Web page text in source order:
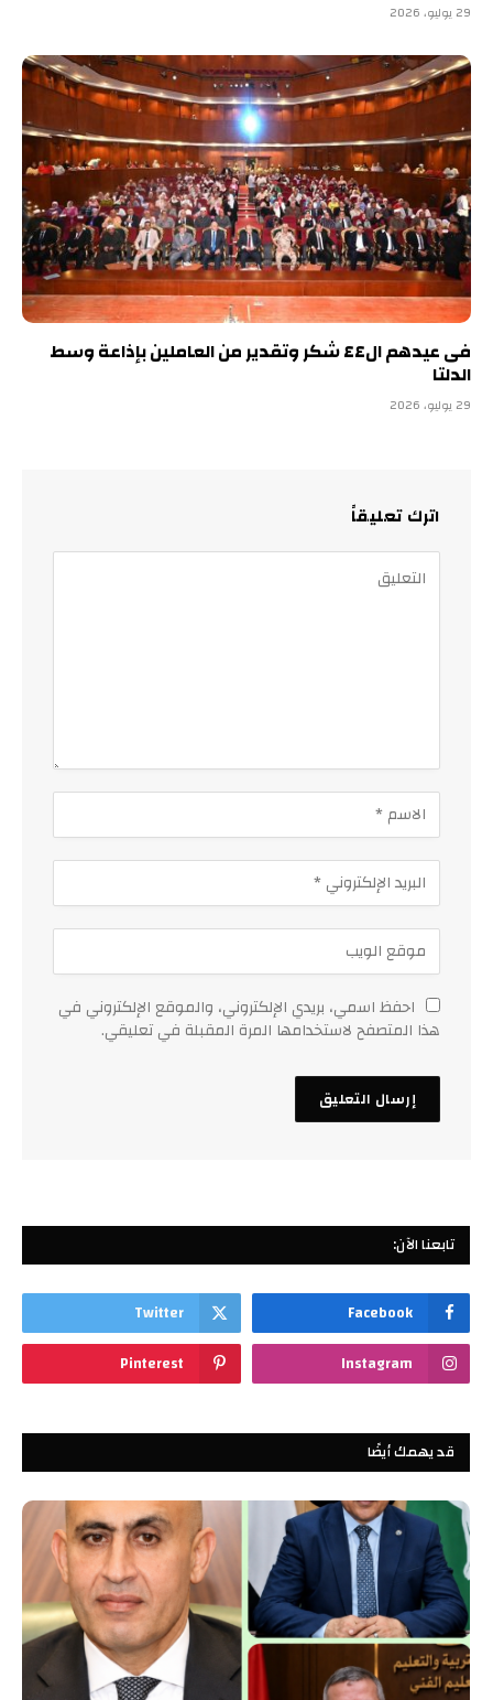
29 يوليو، 2026
فى عيدهم ال٤٤ شكر وتقدير من العاملين بإذاعة وسط
الدلتا
29 يوليو، 2026
اترك تعليقاً
احفظ اسمي، بريدي الإلكتروني، والموقع الإلكتروني في
هذا المتصفح لاستخدامها المرة المقبلة في تعليقي.
تابعنا الآن:
Facebook
Twitter
Instagram
Pinterest
قد يهمك أيضًا